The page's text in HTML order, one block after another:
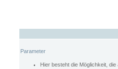
Parameter
Hier besteht die Möglichkeit,